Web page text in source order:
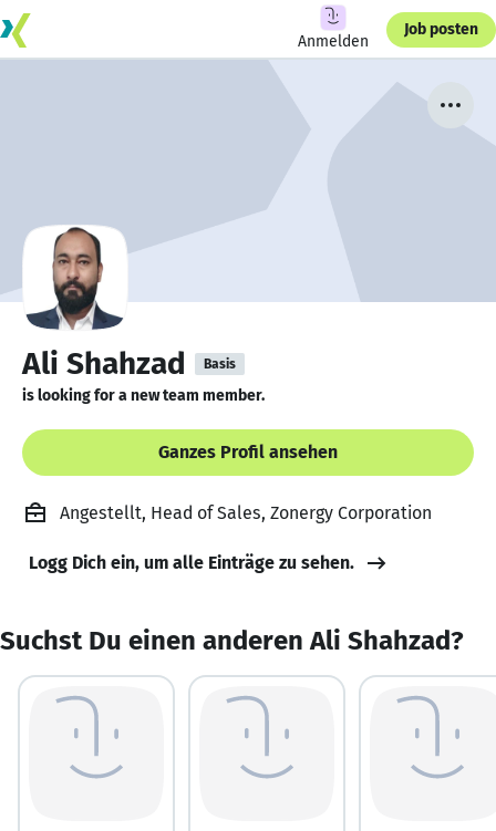
Anmelden
Job posten
Ali Shahzad Basis
is looking for a new team member.
Ganzes Profil ansehen
Angestellt, Head of Sales, Zonergy Corporation
Logg Dich ein, um alle Einträge zu sehen.
Suchst Du einen anderen Ali Shahzad?